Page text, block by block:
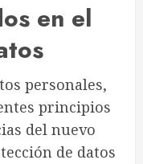
en el
personales,
principios
del nuevo
de datos